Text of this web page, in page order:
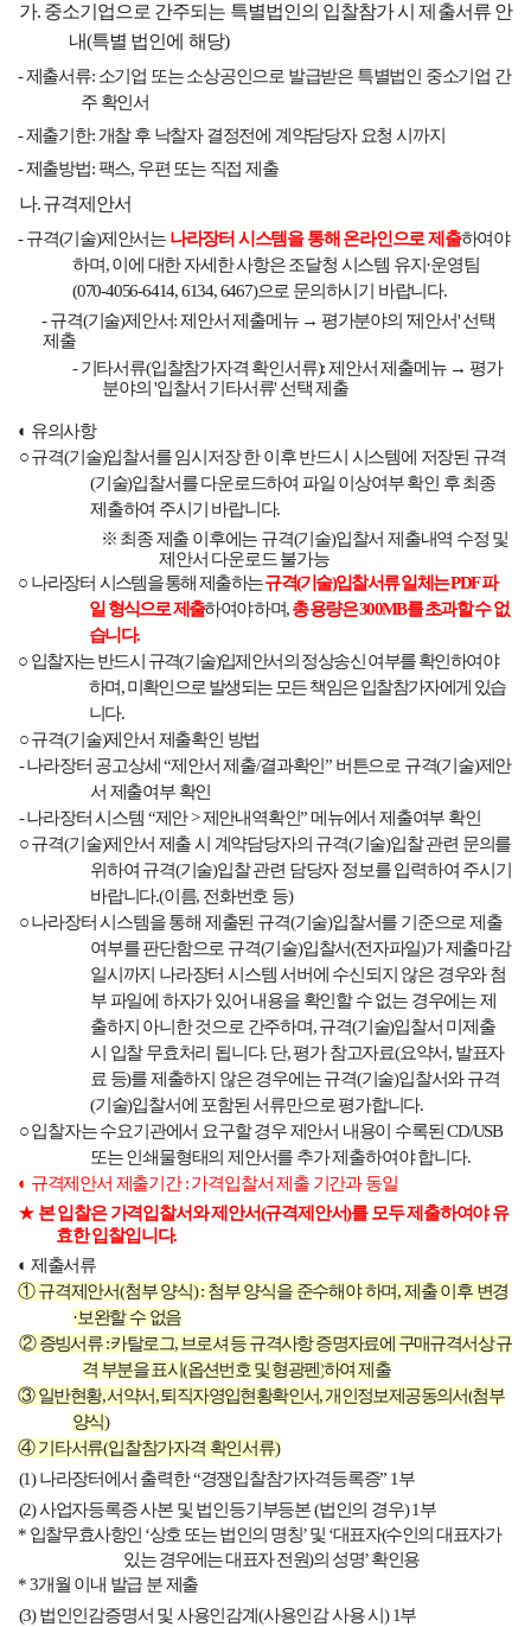
가. 중소기업으로 간주되는 특별법인의 입찰참가 시 제출서류 안
내(특별 법인에 해당)
-제출서류: 소기업 또는 소상공인으로 발급받은 특별법인 중소기업 간
주 확인서
-제출기한: 개찰 후 낙찰자 결정전에 계약담당자 요청 시까지
-제출방법:팩스, 우편 또는 직접 제출
나.규격제안서
-규격(기술)제안서는 나라장터 시스템을 통해 온라인으로 제출하여야
하며,이에 대한 자세한 사항은 조달청 시스템 유지 ·운영팀
(070-4056-6414, 6134, 6467)으로 문의하시기 바랍니다.
-규격(기술)제안서:제안서 제출메뉴 → 평가분야의 '제안서'선택
제출
-기타서류(입찰참가자격 확인서류):제안서 제출메뉴 → 평가
분야의'입찰서 기타서류' 선택 제출
◐ 유의사항
○규격(기술)입찰서를 임시저장 한 이후 반드시 시스템에 저장된 규격
(기술)입찰서를 다운로드하여 파일 이상여부 확인 후 최종
제출하여 주시기 바랍니다.
※ 최종 제출 이후에는 규격(기술)입찰서 제출내역 수정 및
제안서 다운로드 불가능
○ 나라장터 시스템을 통해 제출하는규격(기술)입찰서류 일체는PDF파
일 형식으로 제출하여야 하며,총 용량은300MB를 초과할 수 없
습니다.
○ 입찰자는 반드시 규격(기술)입제안서의 정상송신 여부를 확인하여야
하며,미확인으로 발생되는 모든 책임은 입찰참가자에게 있습
니다.
○규격(기술)제안서 제출확인 방법
-나라장터 공고상세“제안서 제출/결과확인” 버튼으로 규격(기술)제안
서 제출여부 확인
-나라장터시스템 “제안>제안내역확인”메뉴에서 제출여부 확인
○규격(기술)제안서 제출 시 계약담당자의 규격(기술)입찰 관련 문의를
위하여 규격(기술)입찰 관련 담당자 정보를 입력하여 주시기
바랍니다.(이름, 전화번호 등)
○나라장터시스템을 통해 제출된 규격(기술)입찰서를 기준으로 제출
여부를 판단함으로 규격(기술)입찰서(전자파일)가 제출마감
일시까지 나라장터 시스템 서버에 수신되지 않은 경우와 첨
부 파일에 하자가 있어 내용을 확인할 수 없는 경우에는 제
출하지 아니한 것으로 간주하며,규격(기술)입찰서 미제출
시 입찰 무효처리 됩니다. 단,평가 참고자료(요약서, 발표자
료 등)를 제출하지 않은 경우에는 규격(기술)입찰서와 규격
(기술)입찰서에 포함된 서류만으로 평가합니다.
○입찰자는 수요기관에서 요구할 경우 제안서 내용이 수록된CD/USB
또는 인쇄물형태의 제안서를 추가 제출하여야 합니다.
◐ 규격제안서 제출기간:가격입찰서 제출 기간과 동일
★ 본 입찰은 가격입찰서와 제안서(규격제안서)를 모두 제출하여야 유
효한 입찰입니다.
◐ 제출서류
①규격제안서(첨부 양식) : 첨부 양식을 준수해야 하며,제출 이후 변경
·보완할 수 없음
②증빙서류:카탈로그, 브로셔 등 규격사항 증명자료에 구매규격서상 규
격 부분을 표시(옵션번호 및 형광펜 )하여 제출
③일반현황,서약서,퇴직자영입현황확인서,개인정보제공동의서(첨부
양식)
④기타서류(입찰참가자격 확인서류)
(1)나라장터에서 출력한“경쟁입찰참가자격등록증” 1부
(2)사업자등록증 사본 및 법인등기부등본(법인의 경우) 1부
* 입찰무효사항인 ‘상호 또는 법인의 명칭’및 ‘대표자(수인의 대표자가
있는 경우에는 대표자 전원)의 성명’확인용
* 3개월 이내 발급 분 제출
(3)법인인감증명서 및 사용인감계 (사용인감 사용 시 ) 1부